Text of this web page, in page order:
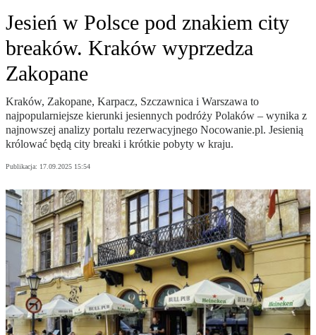
Jesień w Polsce pod znakiem city
breaków. Kraków wyprzedza
Zakopane
Kraków, Zakopane, Karpacz, Szczawnica i Warszawa to
najpopularniejsze kierunki jesiennych podróży Polaków – wynika z
najnowszej analizy portalu rezerwacyjnego Nocowanie.pl. Jesienią
królować będą city breaki i krótkie pobyty w kraju.
Publikacja: 17.09.2025 15:54